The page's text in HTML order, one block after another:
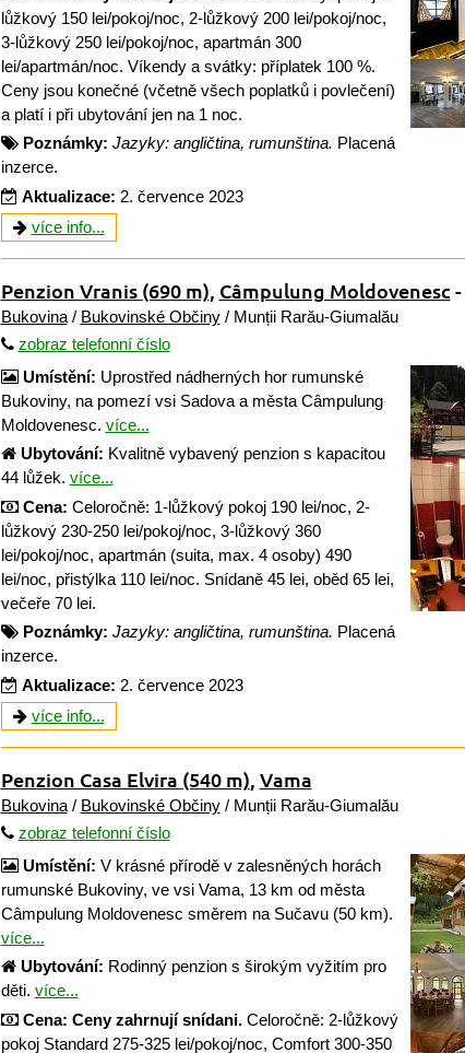
lůžkový 150 lei/pokoj/noc, 2-lůžkový 200 lei/pokoj/noc,
3-lůžkový 250 lei/pokoj/noc, apartmán 300
lei/apartmán/noc. Víkendy a svátky: příplatek 100 %.
Ceny jsou konečné (včetně všech poplatků i povlečení)
a platí i při ubytování jen na 1 noc.
Poznámky: Jazyky: angličtina, rumunština. Placená
inzerce.
Aktualizace: 2. července 2023
více info...
Penzion Vranis (690 m), Câmpulung Moldovenesc -
Bukovina/ Bukovinské Občiny/ Munții Rarău-Giumalău
zobraz telefonní číslo
Umístění: Uprostřed nádherných hor rumunské
Bukoviny, na pomezí vsi Sadova a města Câmpulung
Moldovenesc. více...
Ubytování: Kvalitně vybavený penzion s kapacitou
44 lůžek. více...
Cena: Celoročně: 1-lůžkový pokoj 190 lei/noc, 2-
lůžkový 230-250 lei/pokoj/noc, 3-lůžkový 360
lei/pokoj/noc, apartmán (suita, max. 4 osoby) 490
lei/noc, přistýlka 110 lei/noc. Snídaně 45 lei, oběd 65 lei,
večeře 70 lei.
Poznámky: Jazyky: angličtina, rumunština. Placená
inzerce.
Aktualizace: 2. července 2023
více info...
Penzion Casa Elvira (540 m), Vama
Bukovina/ Bukovinské Občiny/ Munții Rarău-Giumalău
zobraz telefonní číslo
Umístění: V krásné přírodě v zalesněných horách
rumunské Bukoviny, ve vsi Vama, 13 km od města
Câmpulung Moldovenesc směrem na Sučavu (50 km).
více...
Ubytování: Rodinný penzion s širokým vyžitím pro
děti. více...
Cena: Ceny zahrnují snídani.Celoročně: 2-lůžkový
pokoj Standard 275-325 lei/pokoj/noc, Comfort 300-350